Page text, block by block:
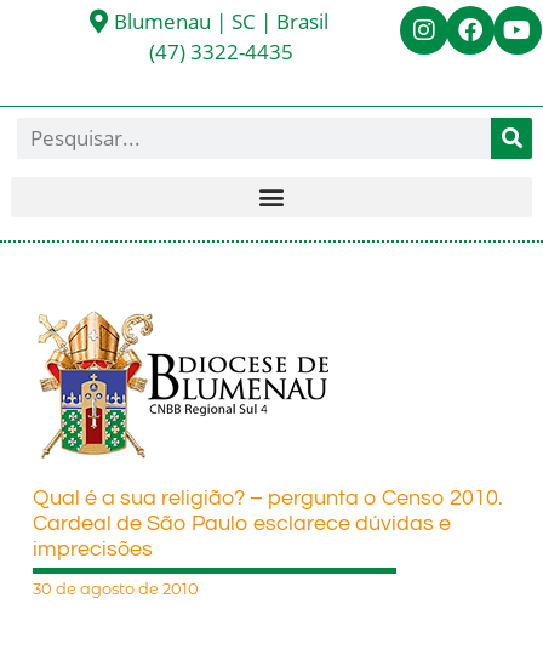
Blumenau | SC | Brasil
(47) 3322-4435
Qual é a sua religião? – pergunta o Censo 2010.
Cardeal de São Paulo esclarece dúvidas e
imprecisões
30 de agosto de 2010